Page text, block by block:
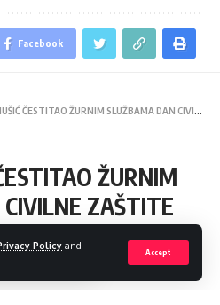
Policy and
Accept
Facebook
ČESTITAO ŽURNIM SLUŽBAMA DAN CIVILNE ZAŠTITE
ŽURNIM
ZAŠTITE
2 Min Read